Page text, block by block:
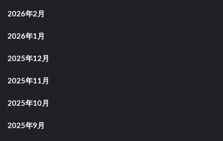
2026年2月
2026年1月
2025年12月
2025年11月
2025年10月
2025年9月